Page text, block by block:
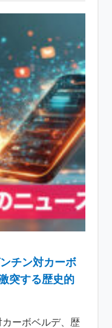
チン対カーボ
突する歴史的
カーボベルデ、歴